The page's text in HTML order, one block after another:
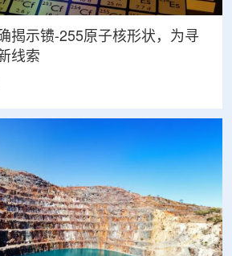
揭示镄-255原子核形状，为寻
线索